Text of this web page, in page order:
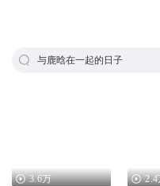
与鹿晗在一起的日子
3.6万 2.4